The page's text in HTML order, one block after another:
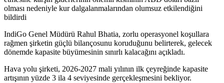
olması nedeniyle kur dalgalanmalarından olumsuz etkilendiğini
bildirdi
IndiGo Genel Müdürü Rahul Bhatia, zorlu operasyonel koşullara
rağmen şirketin güçlü bilançosunu koruduğunu belirterek, gelecek
dönemde kapasite büyümesinin sınırlı kalacağını açıkladı.
Hava yolu şirketi, 2026-2027 mali yılının ilk çeyreğinde kapasite
artışının yüzde 3 ila 4 seviyesinde gerçekleşmesini bekliyor.